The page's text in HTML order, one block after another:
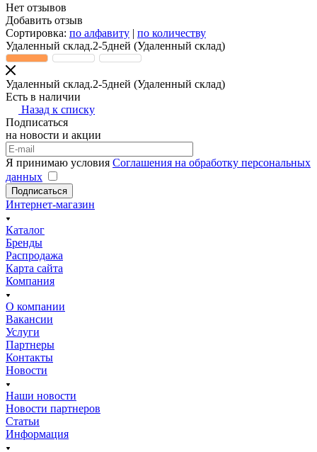
Нет отзывов
Добавить отзыв
Сортировка: по алфавиту | по количеству
Удаленный склад.2-5дней (Удаленный склад)
Удаленный склад.2-5дней (Удаленный склад)
Есть в наличии
Назад к списку
Подписаться
на новости и акции
Я принимаю условия Соглашения на обработку персональных
данных
Подписаться
Интернет-магазин
Каталог
Бренды
Распродажа
Карта сайта
Компания
О компании
Вакансии
Услуги
Партнеры
Контакты
Новости
Наши новости
Новости партнеров
Статьи
Информация